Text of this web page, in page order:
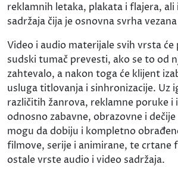
reklamnih letaka, plakata i flajera, ali
sadržaja čija je osnovna svrha
Video i audio materijale svih vrsta će
sudski tumač prevesti, ako se to od
zahtevalo, a nakon toga će klijent
usluga titlovanja i sinhronizacije. Uz
različitih žanrova, reklamne poruke
odnosno zabavne, obrazovne i
mogu da dobiju i kompletno
filmove, serije i animirane, te crtane
ostale vrste audio i video sadržaja.